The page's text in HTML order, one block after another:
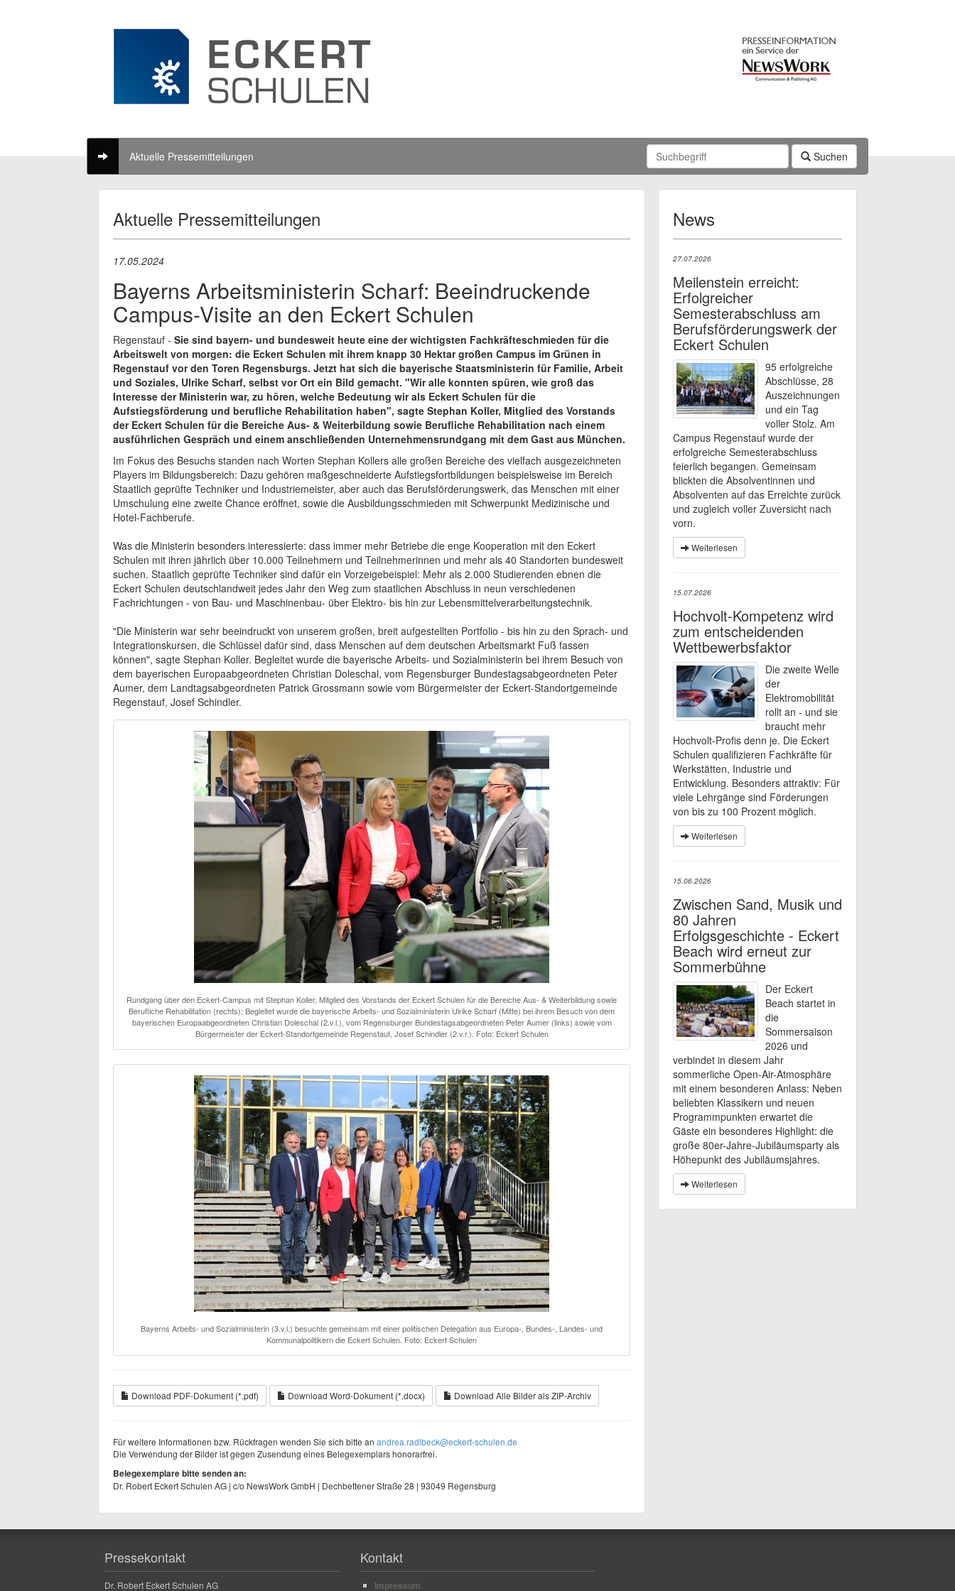
Aktuelle Pressemitteilungen Suchen
Aktuelle Pressemitteilungen
17.05.2024
Bayerns Arbeitsministerin Scharf: Beeindruckende
Campus-Visite an den Eckert Schulen
Regenstauf - Sie sind bayern- und bundesweit heute eine der wichtigsten Fachkräfteschmieden für die
Arbeitswelt von morgen: die Eckert Schulen mit ihrem knapp 30 Hektar großen Campus im Grünen in
Regenstauf vor den Toren Regensburgs. Jetzt hat sich die bayerische Staatsministerin für Familie, Arbeit
und Soziales, Ulrike Scharf, selbst vor Ort ein Bild gemacht. "Wir alle konnten spüren, wie groß das
Interesse der Ministerin war, zu hören, welche Bedeutung wir als Eckert Schulen für die
Aufstiegsförderung und berufliche Rehabilitation haben", sagte Stephan Koller, Mitglied des Vorstands
der Eckert Schulen für die Bereiche Aus- & Weiterbildung sowie Berufliche Rehabilitation nach einem
ausführlichen Gespräch und einem anschließenden Unternehmensrundgang mit dem Gast aus München.
Im Fokus des Besuchs standen nach Worten Stephan Kollers alle großen Bereiche des vielfach ausgezeichneten
Players im Bildungsbereich: Dazu gehören maßgeschneiderte Aufstiegsfortbildungen beispielsweise im Bereich
Staatlich geprüfte Techniker und Industriemeister, aber auch das Berufsförderungswerk, das Menschen mit einer
Umschulung eine zweite Chance eröffnet, sowie die Ausbildungsschmieden mit Schwerpunkt Medizinische und
Hotel-Fachberufe.
Was die Ministerin besonders interessierte: dass immer mehr Betriebe die enge Kooperation mit den Eckert
Schulen mit ihren jährlich über 10.000 Teilnehmern und Teilnehmerinnen und mehr als 40 Standorten bundesweit
suchen. Staatlich geprüfte Techniker sind dafür ein Vorzeigebeispiel: Mehr als 2.000 Studierenden ebnen die
Eckert Schulen deutschlandweit jedes Jahr den Weg zum staatlichen Abschluss in neun verschiedenen
Fachrichtungen - von Bau- und Maschinenbau- über Elektro- bis hin zur Lebensmittelverarbeitungstechnik.
"Die Ministerin war sehr beeindruckt von unserem großen, breit aufgestellten Portfolio - bis hin zu den Sprach- und
Integrationskursen, die Schlüssel dafür sind, dass Menschen auf dem deutschen Arbeitsmarkt Fuß fassen
können", sagte Stephan Koller. Begleitet wurde die bayerische Arbeits- und Sozialministerin bei ihrem Besuch von
dem bayerischen Europaabgeordneten Christian Doleschal, vom Regensburger Bundestagsabgeordneten Peter
Aumer, dem Landtagsabgeordneten Patrick Grossmann sowie vom Bürgermeister der Eckert-Standortgemeinde
Regenstauf, Josef Schindler.
Rundgang über den Eckert-Campus mit Stephan Koller, Mitglied des Vorstands der Eckert Schulen für die Bereiche Aus- & Weiterbildung sowie
Berufliche Rehabilitation (rechts): Begleitet wurde die bayerische Arbeits- und Sozialministerin Ulrike Scharf (Mitte) bei ihrem Besuch von dem
bayerischen Europaabgeordneten Christian Doleschal (2.v.l.), vom Regensburger Bundestagsabgeordneten Peter Aumer (links) sowie vom
Bürgermeister der Eckert-Standortgemeinde Regenstauf, Josef Schindler (2.v.r.). Foto: Eckert Schulen
Bayerns Arbeits- und Sozialministerin (3.v.l.) besuchte gemeinsam mit einer politischen Delegation aus Europa-, Bundes-, Landes- und
Kommunalpolitikern die Eckert Schulen. Foto: Eckert Schulen
Download PDF-Dokument (*.pdf) Download Word-Dokument (*.docx) Download Alle Bilder als ZIP-Archiv
Für weitere Informationen bzw. Rückfragen wenden Sie sich bitte an andrea.radlbeck@eckert-schulen.de
Die Verwendung der Bilder ist gegen Zusendung eines Belegexemplars honorarfrei.
Belegexemplare bitte senden an:
Dr. Robert Eckert Schulen AG | c/o NewsWork GmbH | Dechbettener Straße 28 | 93049 Regensburg
News
27.07.2026
Meilenstein erreicht:
Erfolgreicher
Semesterabschluss am
Berufsförderungswerk der
Eckert Schulen
95 erfolgreiche
Abschlüsse, 28
Auszeichnungen
und ein Tag
voller Stolz. Am
Campus Regenstauf wurde der
erfolgreiche Semesterabschluss
feierlich begangen. Gemeinsam
blickten die Absolventinnen und
Absolventen auf das Erreichte zurück
und zugleich voller Zuversicht nach
vorn.
Weiterlesen
15.07.2026
Hochvolt-Kompetenz wird
zum entscheidenden
Wettbewerbsfaktor
Die zweite Welle
der
Elektromobilität
rollt an - und sie
braucht mehr
Hochvolt-Profis denn je. Die Eckert
Schulen qualifizieren Fachkräfte für
Werkstätten, Industrie und
Entwicklung. Besonders attraktiv: Für
viele Lehrgänge sind Förderungen
von bis zu 100 Prozent möglich.
Weiterlesen
15.06.2026
Zwischen Sand, Musik und
80 Jahren
Erfolgsgeschichte - Eckert
Beach wird erneut zur
Sommerbühne
Der Eckert
Beach startet in
die
Sommersaison
2026 und
verbindet in diesem Jahr
sommerliche Open-Air-Atmosphäre
mit einem besonderen Anlass: Neben
beliebten Klassikern und neuen
Programmpunkten erwartet die
Gäste ein besonderes Highlight: die
große 80er-Jahre-Jubiläumsparty als
Höhepunkt des Jubiläumsjahres.
Weiterlesen
Pressekontakt
Dr. Robert Eckert Schulen AG
Kontakt
Impressum